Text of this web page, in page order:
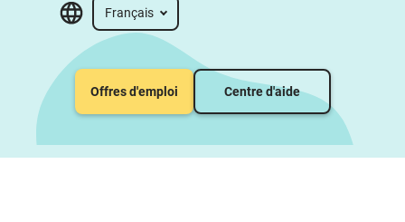
Français
Offres d'emploi Centre d'aide